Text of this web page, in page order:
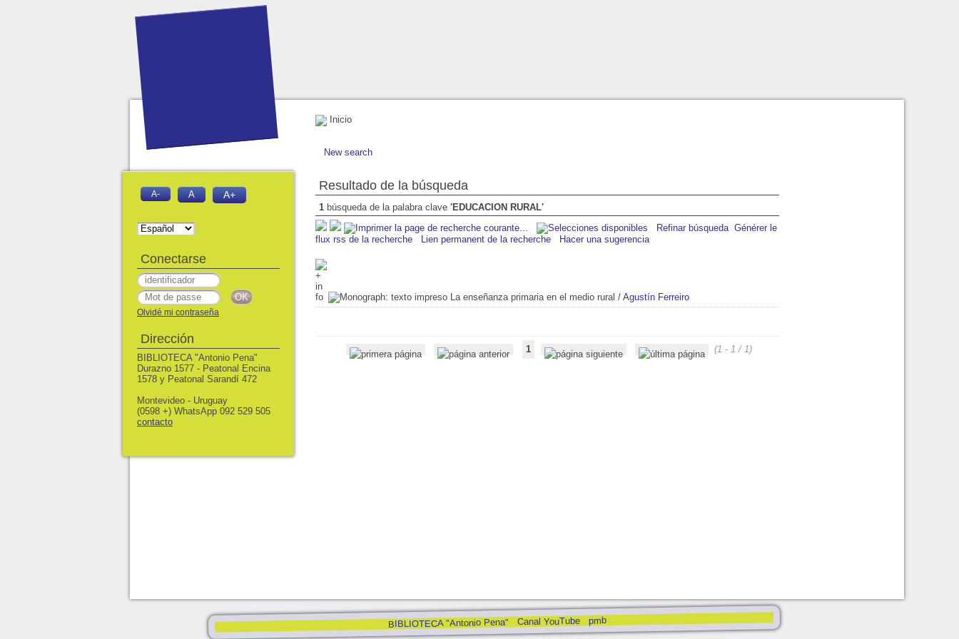
Inicio
New search
Resultado de la búsqueda
1 búsqueda de la palabra clave 'EDUCACION RURAL'
Refinar búsqueda Générer le
flux rss de la recherche
Lien permanent de la recherche Hacer una sugerencia
La enseñanza primaria en el medio rural / Agustín Ferreiro
1 (1 - 1 / 1)
BIBLIOTECA "Antonio Pena" Canal YouTube pmb
A- A A+
Conectarse
Olvidé mi contraseña
Dirección
BIBLIOTECA "Antonio Pena"
Durazno 1577 - Peatonal Encina
1578 y Peatonal Sarandí 472
Montevideo - Uruguay
(0598 +) WhatsApp 092 529 505
contacto